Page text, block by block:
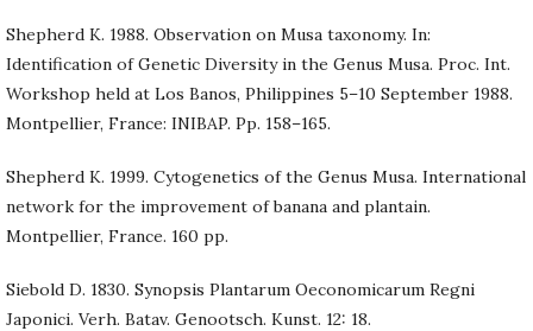
Shepherd K. 1988. Observation on Musa taxonomy. In:
Identification of Genetic Diversity in the Genus Musa. Proc. Int.
Workshop held at Los Banos, Philippines 5–10 September 1988.
Montpellier, France: INIBAP. Pp. 158–165.
Shepherd K. 1999. Cytogenetics of the Genus Musa. International
network for the improvement of banana and plantain.
Montpellier, France. 160 pp.
Siebold D. 1830. Synopsis Plantarum Oeconomicarum Regni
Japonici. Verh. Batav. Genootsch. Kunst. 12: 18.